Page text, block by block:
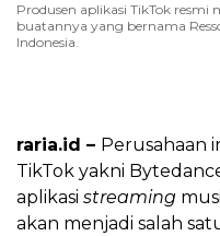
Produsen aplikasi TikTok
buatannya yang bernama
Indonesia.
raria.id – Perusahaan
TikTok yakni
aplikasi streaming
akan menjadi salah